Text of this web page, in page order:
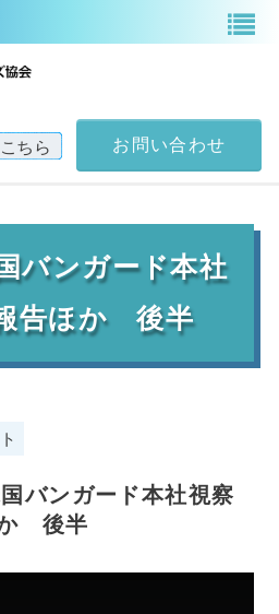
お問い合わせ
協会案内
バンガード本社
告ほか 後半
バンガード本社視察
後半